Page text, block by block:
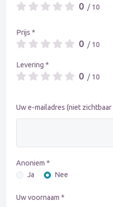
0 / 10
Prijs *
0 / 10
Levering *
0 / 10
Uw e-mailadres (niet
Anoniem *
Ja
Nee
Uw voornaam *